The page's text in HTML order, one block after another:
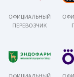
ОФИЦИАЛЬНЫЙ
ПЕРЕВОЗЧИК